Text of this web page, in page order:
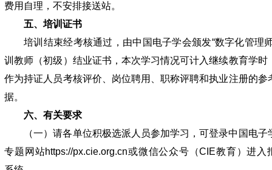
费用自理，不安排接送站。
五、培训证书
培训结束经考核通过，由中国电子学会颁发“数字化管理
训教师（初级）结业证书，本次学习情况可计入继续教育学时
作为持证人员考核评价、岗位聘用、职称评聘和执业注册的参
据。
六、有关要求
（一）请各单位积极选派人员参加学习，可登录中国电子
专题网站https://px.cie.org.cn或微信公众号（CIE教育）进入